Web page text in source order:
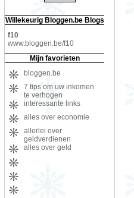
Willekeurig Bloggen.be Blogs
f10
www.bloggen.be/f10
Mijn favorieten
bloggen.be
7 tips om uw inkomen
te verhogen
interessante links
alles over economie
allerlei over
geldverdienen
alles over geld